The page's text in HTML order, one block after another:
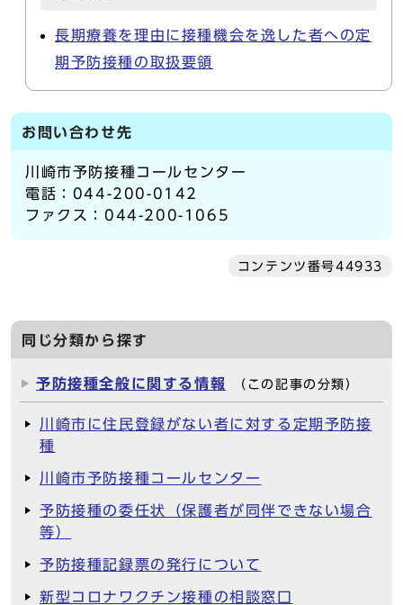
長期療養を理由に接種機会を逸した者への定
期予防接種の取扱要領
お問い合わせ先
川崎市予防接種コールセンター
電話：044-200-0142
ファクス：044-200-1065
コンテンツ番号44933
同じ分類から探す
予防接種全般に関する情報 （この記事の分類）
川崎市に住民登録がない者に対する定期予防接
種
川崎市予防接種コールセンター
予防接種の委任状（保護者が同伴できない場合
等）
予防接種記録票の発行について
新型コロナワクチン接種の相談窓口